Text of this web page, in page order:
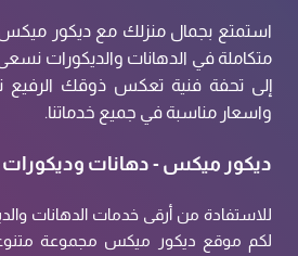
استمتع بجمال منزلك مع ديكور
متكاملة في الدهانات والديكورات
إلى تحفة فنية تعكس ذوقك الرفيع
واسعار مناسبة في جميع خدماتنا.
ديكور ميكس - دهانات وديكورات
للاستفادة من أرقى خدمات الدهانات
لكم موقع ديكور ميكس مجموعة